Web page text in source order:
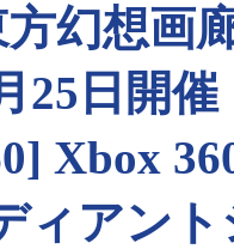
幻想画
25日開催
Xbox
ィアン